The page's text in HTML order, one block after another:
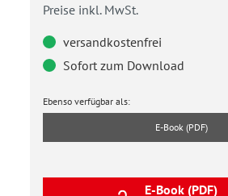
Preise inkl. MwSt.
versandkostenfrei
Sofort zum Download
Ebenso verfügbar als:
E-Book (PDF)
E-Book (PDF)